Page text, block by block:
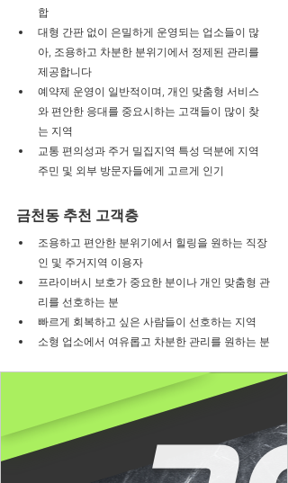
합
대형 간판 없이 은밀하게 운영되는 업소들이 많
아, 조용하고 차분한 분위기에서 정제된 관리를
제공합니다
예약제 운영이 일반적이며, 개인 맞춤형 서비스
와 편안한 응대를 중요시하는 고객들이 많이 찾
는 지역
교통 편의성과 주거 밀집지역 특성 덕분에 지역
주민 및 외부 방문자들에게 고르게 인기
금천동 추천 고객층
조용하고 편안한 분위기에서 힐링을 원하는 직장
인 및 주거지역 이용자
프라이버시 보호가 중요한 분이나 개인 맞춤형 관
리를 선호하는 분
빠르게 회복하고 싶은 사람들이 선호하는 지역
소형 업소에서 여유롭고 차분한 관리를 원하는 분